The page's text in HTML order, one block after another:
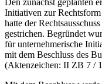
Den zunächst geplanten
Initiativen zur
hatte der
gestrichen. Begründet
für unternehmerische
mit dem Beschluss des
(Aktenzeichen: II ZB 7 /